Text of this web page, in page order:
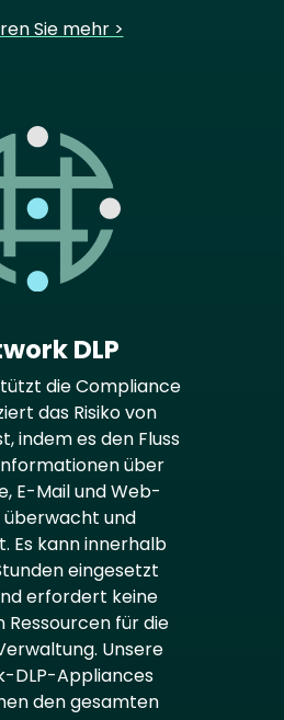
Sie mehr >
DLP
die Compliance
das Risiko von
indem es den Fluss
über
E-Mail und Web-
überwacht und
Es kann innerhalb
eingesetzt
erfordert keine
Ressourcen für die
Unsere
DLP-Appliances
den gesamten